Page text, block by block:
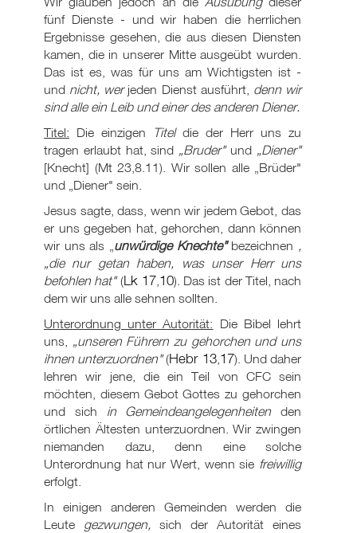
fünf Dienste - und wir haben die herrlichen
Ergebnisse gesehen, die aus diesen Diensten
kamen, die in unserer Mitte ausgeübt wurden.
Das ist es, was für uns am Wichtigsten ist -
und nicht, werjeden Dienst ausführt, denn wir
sind alle ein Leib und einer des anderen Diener.
Titel: Die einzigen Titeldie der Herr uns zu
tragen erlaubt hat, sind „Bruder" und „Diener"
[Knecht] (Mt 23,8.11). Wir sollen alle „Brüder"
und „Diener" sein.
Jesus sagte, dass, wenn wir jedem Gebot, das
er uns gegeben hat, gehorchen, dann können
wir uns als „unwürdige Knechte"bezeichnen ,
„die nur getan haben, was unser Herr uns
befohlen hat"(Lk 17,10). Das ist der Titel, nach
dem wir uns alle sehnen sollten.
Unterordnung unter Autorität: Die Bibel lehrt
uns, „unseren Führern zu gehorchen und uns
ihnen unterzuordnen"(Hebr 13,17). Und daher
lehren wir jene, die ein Teil von CFC sein
möchten, diesem Gebot Gottes zu gehorchen
und sich in Gemeindeangelegenheitenden
örtlichen Ältesten unterzuordnen. Wir zwingen
niemanden dazu, denn eine solche
Unterordnung hat nur Wert, wenn sie freiwillig
erfolgt.
In einigen anderen Gemeinden werden die
Leute gezwungen, sich der Autorität eines